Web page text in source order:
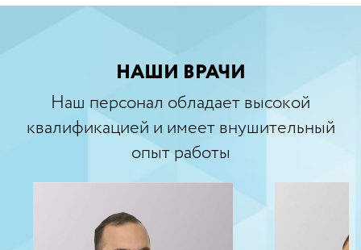
НАШИ ВРАЧИ
Наш персонал обладает высокой
квалификацией и имеет внушительный
опыт работы